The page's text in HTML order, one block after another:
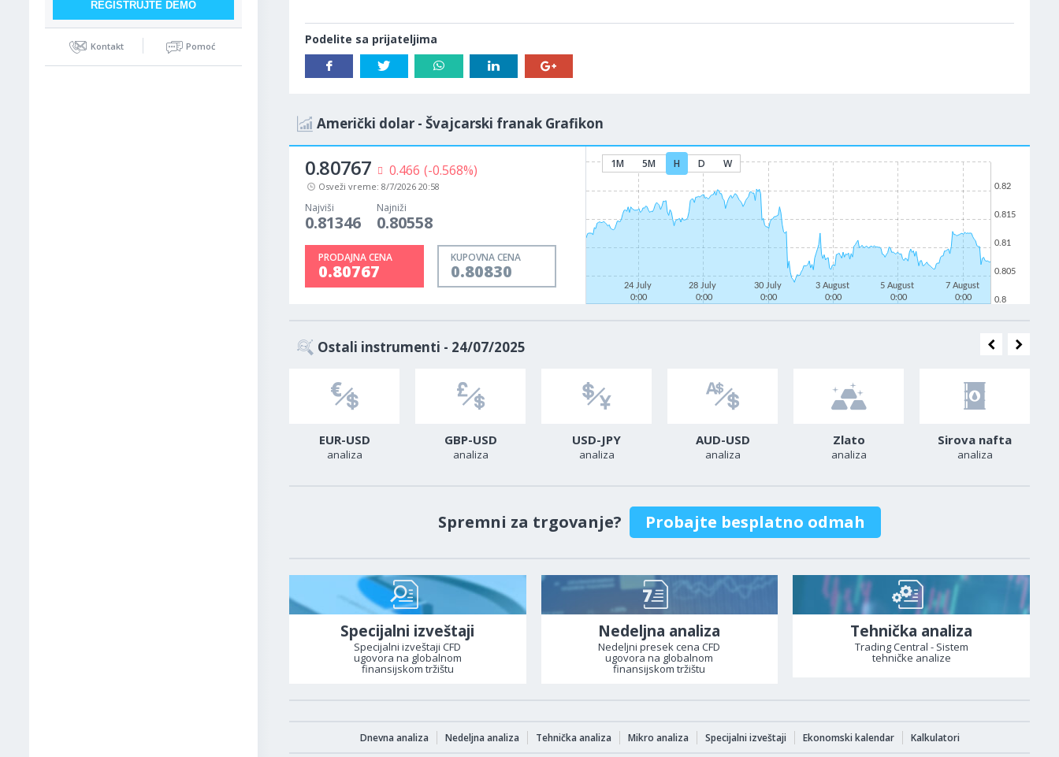
Kontakt Pomoć Podelite sa prijateljima
Američki dolar - Švajcarski franak Grafikon
0.80767 0.466 (-0.568%)
Osveži vreme: 8/7/2026 20:58
Najviši
0.81346
Najniži
0.80558
PRODAJNA CENA
0.80767
KUPOVNA CENA
0.80830
1M 5M H D W
24 July
0:00
28 July
0:00
30 July
0:00
3 August
0:00
5 August
0:00
7 August
0:00
0.8
0.81
0.82
0.805
0.815
Ostali instrumenti - 24/07/2025
EUR-USD
analiza
GBP-USD
analiza
USD-JPY
analiza
AUD-USD
analiza
Zlato
analiza
Sirova nafta
analiza
Spremni za trgovanje? Probajte besplatno odmah
Specijalni izveštaji
Specijalni izveštaji CFD
ugovora na globalnom
finansijskom tržištu
Nedeljna analiza
Nedeljni presek cena CFD
ugovora na globalnom
finansijskom tržištu
Tehnička analiza
Trading Central - Sistem
tehničke analize
Dnevna analiza Nedeljna analiza Tehnička analiza Mikro analiza Specijalni izveštaji Ekonomski kalendar Kalkulatori